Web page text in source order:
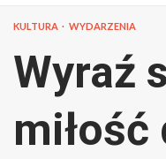
KULTURA WYDARZENIA
Wyraź